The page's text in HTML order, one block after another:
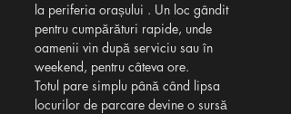
la periferia orașului . Un loc gândit
pentru cumpărături rapide, unde
oamenii vin după serviciu sau în
weekend, pentru câteva ore.
Totul pare simplu până când lipsa
locurilor de parcare devine o sursă